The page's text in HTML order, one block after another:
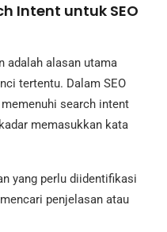
Intent untuk SEO
adalah alasan utama
tertentu. Dalam SEO
search intent
memasukkan kata
yang perlu diidentifikasi
penjelasan atau